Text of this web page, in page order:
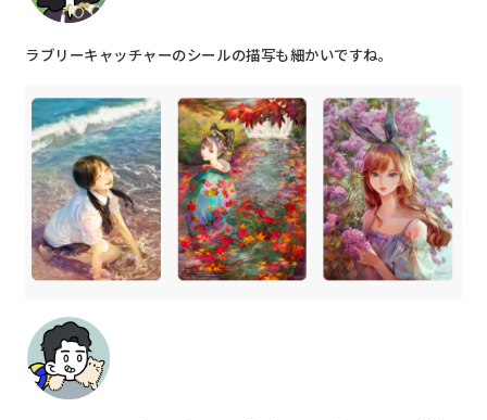
ラブリーキャッチャーのシールの描写も細かいですね。